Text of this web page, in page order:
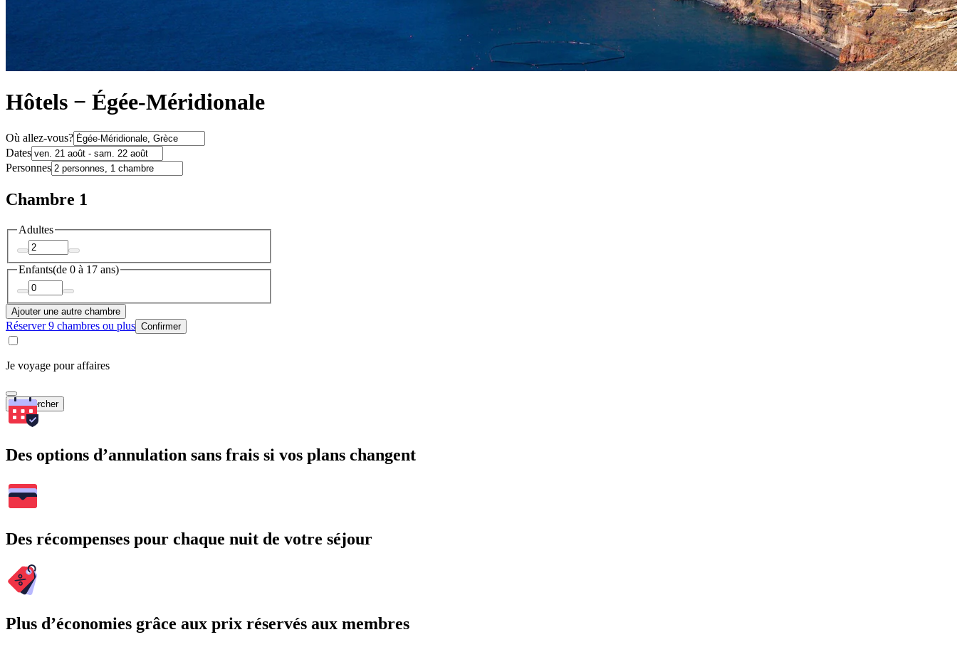
Hôtels − Égée-Méridionale
Où allez-vous?
Dates
Personnes
Chambre 1
Adultes
Enfants(de 0 à 17 ans)
Ajouter une autre chambre
Réserver 9 chambres ou plus Confirmer
Je voyage pour affaires
Rechercher
Des options d’annulation sans frais si vos plans changent
Des récompenses pour chaque nuit de votre séjour
Plus d’économies grâce aux prix réservés aux membres